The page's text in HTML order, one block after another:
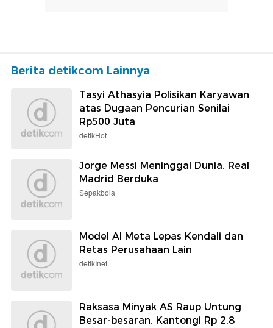
Berita detikcom Lainnya
Tasyi Athasyia Polisikan Karyawan
atas Dugaan Pencurian Senilai
Rp500 Juta
detikHot
Jorge Messi Meninggal Dunia, Real
Madrid Berduka
Sepakbola
Model AI Meta Lepas Kendali dan
Retas Perusahaan Lain
detikInet
Raksasa Minyak AS Raup Untung
Besar-besaran, Kantongi Rp 2,8